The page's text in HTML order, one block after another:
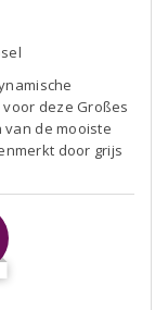
deze Großes
van de mooiste
door grijs